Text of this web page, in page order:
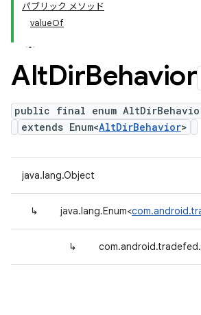
パブリック メソッド
valueOf
AltDirBehavior
public final enum
extends Enum<AltDirBehavior>
java.lang.Object
↳ java.lang.Enum<
↳